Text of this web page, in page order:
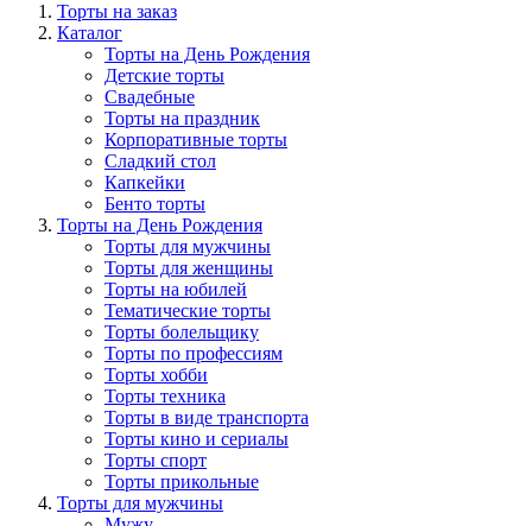
Торты на заказ
Каталог
Торты на День Рождения
Детские торты
Свадебные
Торты на праздник
Корпоративные торты
Сладкий стол
Капкейки
Бенто торты
Торты на День Рождения
Торты для мужчины
Торты для женщины
Торты на юбилей
Тематические торты
Торты болельщику
Торты по профессиям
Торты хобби
Торты техника
Торты в виде транспорта
Торты кино и сериалы
Торты спорт
Торты прикольные
Торты для мужчины